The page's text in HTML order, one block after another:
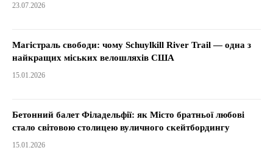
23.07.2026
Магістраль свободи: чому Schuylkill River Trail — одна з
найкращих міських велошляхів США
15.01.2026
Бетонний балет Філадельфії: як Місто братньої любові
стало світовою столицею вуличного скейтбордингу
15.01.2026